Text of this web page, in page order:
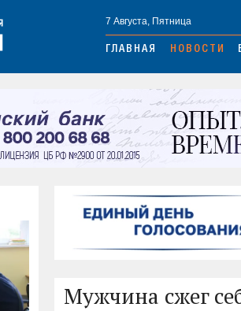
7 Августа, Пятница
ГЛАВНАЯ НОВОСТИ
Мужчина сжег